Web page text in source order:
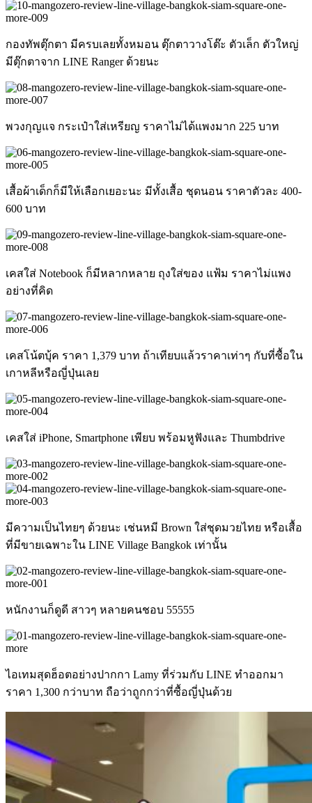
กองทัพตุ๊กตา มีครบเลยทั้งหมอน ตุ๊กตาวางโต๊ะ ตัวเล็ก ตัวใหญ่
มีตุ๊กตาจาก LINE Ranger ด้วยนะ
พวงกุญแจ กระเป๋าใส่เหรียญ ราคาไม่ได้แพงมาก 225 บาท
เสื้อผ้าเด็กก็มีให้เลือกเยอะนะ มีทั้งเสื้อ ชุดนอน ราคาตัวละ 400-
600 บาท
เคสใส่ Notebook ก็มีหลากหลาย ถุงใส่ของ แฟ้ม ราคาไม่แพง
อย่างที่คิด
เคสโน้ตบุ้ค ราคา 1,379 บาท ถ้าเทียบแล้วราคาเท่าๆ กับที่ซื้อใน
เกาหลีหรือญี่ปุ่นเลย
เคสใส่ iPhone, Smartphone เพียบ พร้อมหูฟังและ Thumbdrive
มีความเป็นไทยๆ ด้วยนะ เช่นหมี Brown ใส่ชุดมวยไทย หรือเสื้อ
ที่มีขายเฉพาะใน LINE Village Bangkok เท่านั้น
หนักงานก็ดูดี สาวๆ หลายคนชอบ 55555
ไอเทมสุดฮ็อตอย่างปากกา Lamy ที่ร่วมกับ LINE ทำออกมา
ราคา 1,300 กว่าบาท ถือว่าถูกกว่าที่ซื้อญี่ปุ่นด้วย